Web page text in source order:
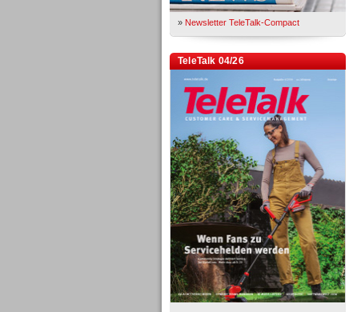
» Newsletter TeleTalk-Compact
TeleTalk 04/26
TK- und ACD-Systeme